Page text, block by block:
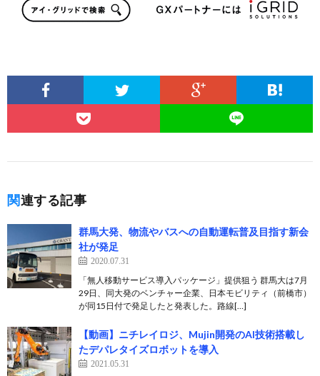
関連する記事
群馬大発、物流やバスへの自動運転普及目指す新会
社が発足
2020.07.31
「無人移動サービス導入パッケージ」提供狙う 群馬大は7月
29日、同大発のベンチャー企業、日本モビリティ（前橋市）
が同15日付で発足したと発表した。路線[…]
【動画】ニチレイロジ、Mujin開発のAI技術搭載し
たデパレタイズロボットを導入
2021.05.31